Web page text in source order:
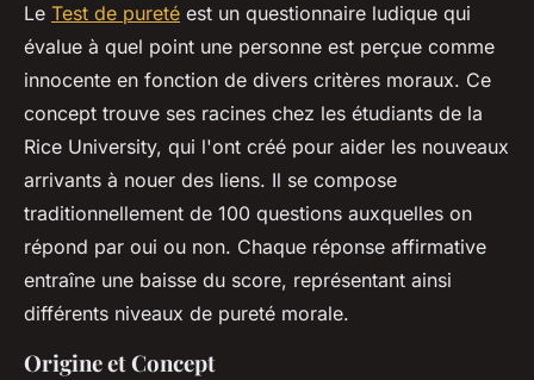
Le Test de pureté est un questionnaire ludique qui
évalue à quel point une personne est perçue comme
innocente en fonction de divers critères moraux. Ce
concept trouve ses racines chez les étudiants de la
Rice University, qui l'ont créé pour aider les nouveaux
arrivants à nouer des liens. Il se compose
traditionnellement de 100 questions auxquelles on
répond par oui ou non. Chaque réponse affirmative
entraîne une baisse du score, représentant ainsi
différents niveaux de pureté morale.
Origine et Concept